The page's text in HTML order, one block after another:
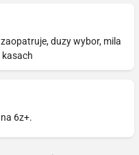
duzy wybor, mila
kasach
6z+.